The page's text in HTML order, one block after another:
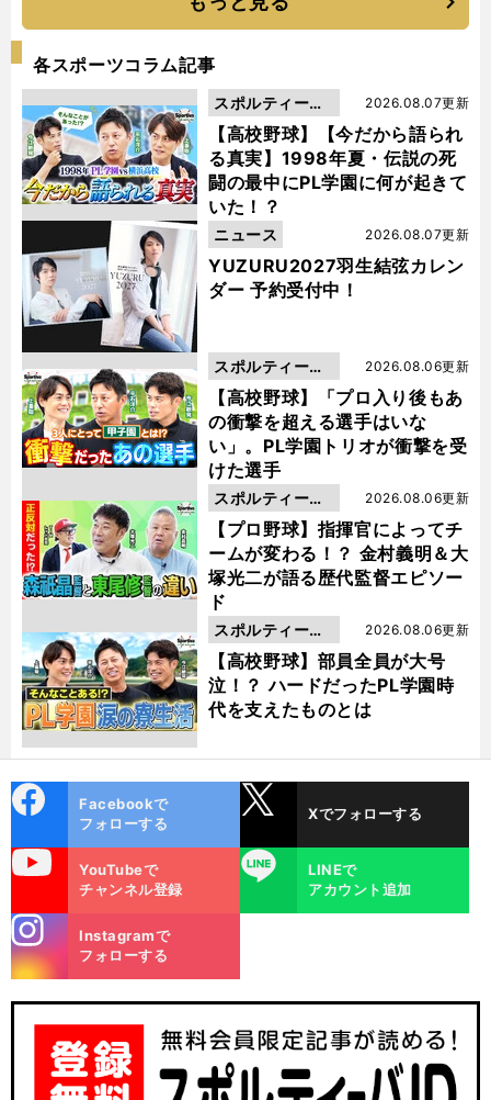
各スポーツコラム記事
【高校野球】【今だから語られ
る真実】1998年夏・伝説の死
闘の最中にPL学園に何が起きて
いた！？
2026.08.07更新
スポルティーバ
動画
YUZURU2027羽生結弦カレン
ダー 予約受付中！
2026.08.07更新
ニュース
【高校野球】「プロ入り後もあ
の衝撃を超える選手はいな
い」。PL学園トリオが衝撃を受
けた選手
2026.08.06更新
スポルティーバ
動画
【プロ野球】指揮官によってチ
ームが変わる！？ 金村義明＆大
塚光二が語る歴代監督エピソー
ド
2026.08.06更新
スポルティーバ
動画
【高校野球】部員全員が大号
泣！？ ハードだったPL学園時
代を支えたものとは
2026.08.06更新
スポルティーバ
動画
ok
Facebookで
フォローする
Xでフォローする
YouTubeで
チャンネル登録
LINE
LINEで
アカウント追加
m
Instagramで
フォローする